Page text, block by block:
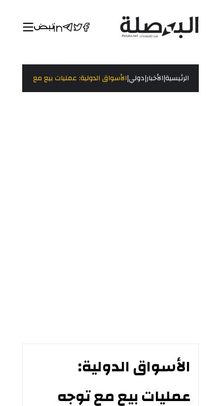
الرئيسية|الأخبار|دولي|الأسواق الدولية: عمليات بيع مع توجه
الأسواق الدولية:
عمليات بيع مع توجه